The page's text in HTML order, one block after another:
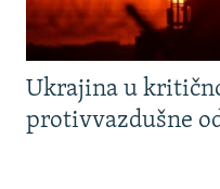
Ukrajina u
protivvazdušne